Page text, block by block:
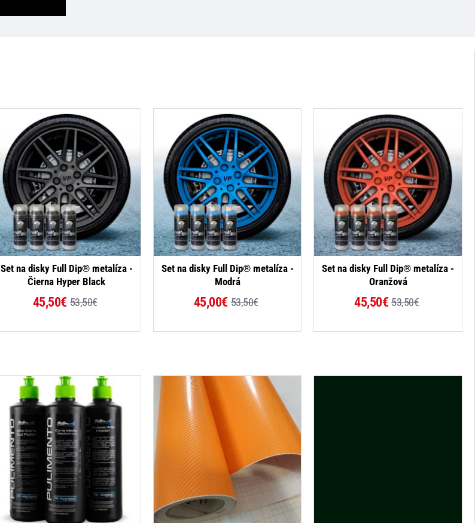
-15%
Set na disky Full Dip® metalíza -
Čierna Hyper Black
45,50€ 53,50€
-16%
Set na disky Full Dip® metalíza -
Modrá
45,00€ 53,50€
-15%
Set na disky Full Dip® metalíza -
Oranžová
45,50€ 53,50€